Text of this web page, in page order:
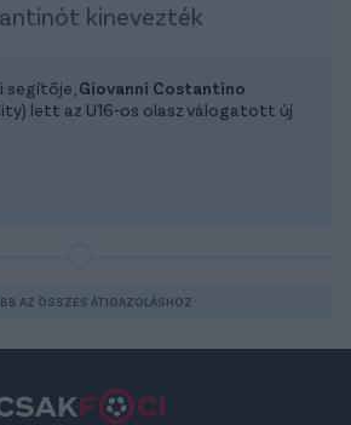
kinevezték
segítője, Giovanni Costantino
lett az U16-os olasz válogatott új
AZ ÖSSZES ÁTIGAZOLÁSHOZ